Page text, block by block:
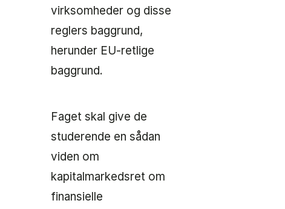
virksomheder og disse
reglers baggrund,
herunder EU-retlige
baggrund.
Faget skal give de
studerende en sådan
viden om
kapitalmarkedsret om
finansielle